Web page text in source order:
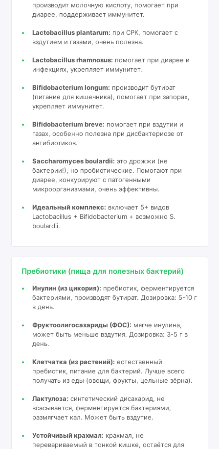
производит молочную кислоту, помогает при
диарее, поддерживает иммунитет.
Lactobacillus plantarum: при СРК, помогает с
вздутием и газами, очень полезна.
Lactobacillus rhamnosus: помогает при диарее и
инфекциях, укрепляет иммунитет.
Bifidobacterium longum: производит бутират
(питание для кишечника), помогает при запорах,
укрепляет иммунитет.
Bifidobacterium breve: помогает при вздутии и
газах, особенно полезна при дисбактериозе от
антибиотиков.
Saccharomyces boulardii: это дрожжи (не
бактерии!), но пробиотические. Помогают при
диарее, конкурируют с патогенными
микроорганизмами, очень эффективны.
Идеальный комплекс: включает 5+ видов
Lactobacillus + Bifidobacterium + возможно S.
boulardii.
Пребиотики (пища для полезных бактерий)
Инулин (из цикория): пребиотик, ферментируется
бактериями, производят бутират. Дозировка: 5-10 г
в день.
Фруктоолигосахариды (ФОС): мягче инулина,
может быть меньше вздутия. Дозировка: 3-5 г в
день.
Клетчатка (из растений): естественный
пребиотик, питание для бактерий. Лучше всего
получать из еды (овощи, фрукты, цельные зёрна).
Лактулоза: синтетический дисахарид, не
всасывается, ферментируется бактериями,
размягчает кал. Может быть вздутие.
Устойчивый крахмал: крахмал, не
перевариваемый в тонкой кишке, остаётся для